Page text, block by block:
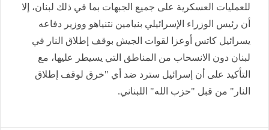
للعمليات العسكرية على جميع الجبهات بما في ذلك لبنان، إلا
أن رئيس الوزراء الإسرائيلي بنيامين نتنياهو ووزير دفاعه
يسرائيل كاتس أوعزا لقوات الجيش بوقف إطلاق النار في
لبنان دون الانسحاب من المناطق التي يسيطر عليها، مع
التأكيد على أن إسرائيل سترد ضد أي "خرق لوقف إطلاق
النار" من قبل "حزب الله" اللبناني.